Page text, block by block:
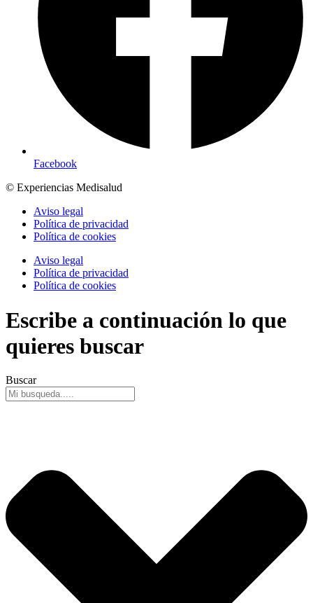
Facebook
© Experiencias Medisalud
Aviso legal
Política de privacidad
Política de cookies
Aviso legal
Política de privacidad
Política de cookies
Escribe a continuación lo que
quieres buscar
Buscar